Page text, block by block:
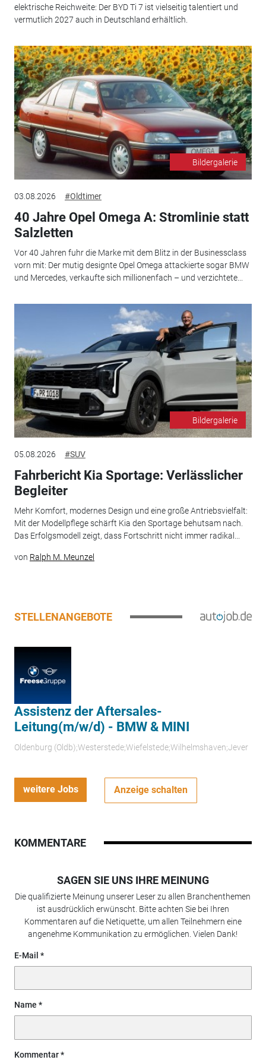
elektrische Reichweite: Der BYD Ti 7 ist vielseitig talentiert und
vermutlich 2027 auch in Deutschland erhältlich.
Bildergalerie
03.08.2026 #Oldtimer
40 Jahre Opel Omega A: Stromlinie statt
Salzletten
Vor 40 Jahren fuhr die Marke mit dem Blitz in der Businessclass
vorn mit: Der mutig designte Opel Omega attackierte sogar BMW
und Mercedes, verkaufte sich millionenfach – und verzichtete...
Bildergalerie
05.08.2026 #SUV
Fahrbericht Kia Sportage: Verlässlicher
Begleiter
Mehr Komfort, modernes Design und eine große Antriebsvielfalt:
Mit der Modellpflege schärft Kia den Sportage behutsam nach.
Das Erfolgsmodell zeigt, dass Fortschritt nicht immer radikal...
von Ralph M. Meunzel
STELLENANGEBOTE
Assistenz der Aftersales-
Leitung(m/w/d) - BMW & MINI
Oldenburg (Oldb);Westerstede;Wiefelstede;Wilhelmshaven;Jever
weitere Jobs Anzeige schalten
KOMMENTARE
SAGEN SIE UNS IHRE MEINUNG
Die qualifizierte Meinung unserer Leser zu allen Branchenthemen
ist ausdrücklich erwünscht. Bitte achten Sie bei Ihren
Kommentaren auf die Netiquette, um allen Teilnehmern eine
angenehme Kommunikation zu ermöglichen. Vielen Dank!
E-Mail
Name
Kommentar